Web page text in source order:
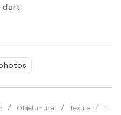
Objet mural Textile
d'art